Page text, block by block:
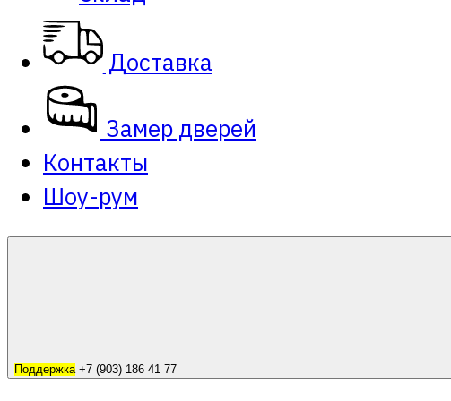
Доставка
Замер дверей
Контакты
Шоу-рум
Поддержка+7 (903) 186 41 77